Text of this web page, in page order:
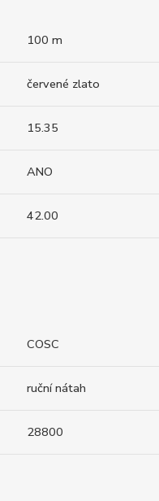
100 m
červené zlato
15.35
ANO
42.00
COSC
ruční nátah
28800